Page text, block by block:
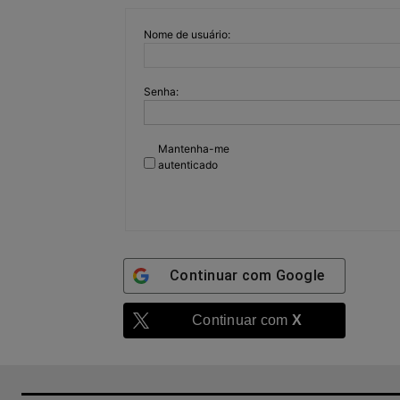
Nome de usuário:
Senha:
Mantenha-me
autenticado
Continuar com Google
Continuar com X